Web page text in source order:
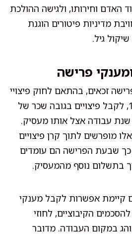
האדם וחירותו, ולגישה ההולכת
מדיניות פיטורים הוגנת
גיל.
פרישה
זכאים, בהתאם לחוק פיצויי
פיטורים, התשכ"ג-1963, לקבל פיצויים בגובה שכר של
עבודה אצל אותו מעסיק.
מופרשים לתוך קרן פיצויים
שבעת הפרישה הם עומדים
בתשלום נוסף מהמעסיק.
קיימת אפשרות לקבל מענקי
הקיבוציים, לחוזי
במקום העבודה. מדובר